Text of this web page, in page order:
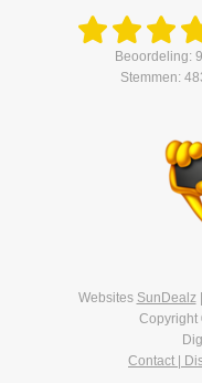
Beoordeling:
Stemmen:
Websites SunDealz|
Copyright
Contact |